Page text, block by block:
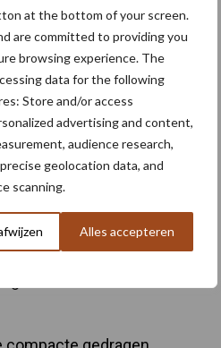
at the bottom of your screen.
are committed to providing you
browsing experience. The
data for the following
Store and/or access
advertising and content,
audience research,
geolocation data, and
scanning.
Alles accepteren
Partner nieuws
Pootmachine
meer